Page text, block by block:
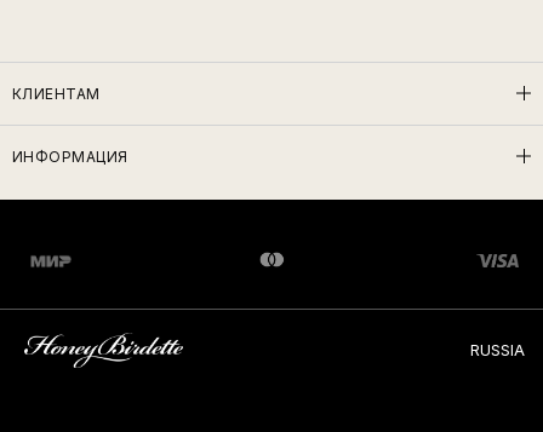
КЛИЕНТАМ
ИНФОРМАЦИЯ
RUSSIA